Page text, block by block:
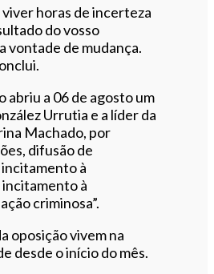
viver horas de incerteza
do vosso
vontade de mudança.
abriu a 06 de agosto um
Urrutia e a líder da
Machado, por
difusão de
à
incitamento à
criminosa”.
oposição vivem na
desde o início do mês.